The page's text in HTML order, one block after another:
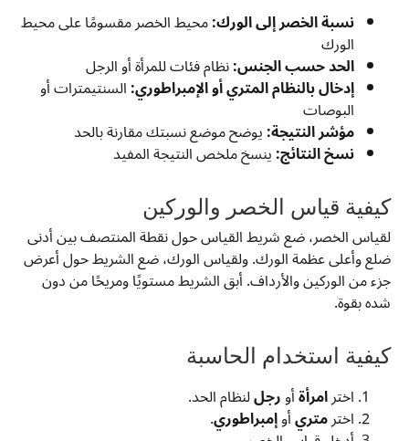
نسبة الخصر إلى الورك:محيط الخصر مقسومًا على محيط
الورك
الحد حسب الجنس:نظام فئات للمرأة أو الرجل
إدخال بالنظام المتري أو الإمبراطوري:السنتيمترات أو
البوصات
مؤشر النتيجة:يوضح موضع نسبتك مقارنة بالحد
نسخ النتائج:ينسخ ملخص النتيجة المفيد
كيفية قياس الخصر والوركين
لقياس الخصر، ضع شريط القياس حول نقطة المنتصف بين أدنى
ضلع وأعلى عظمة الورك. ولقياس الورك، ضع الشريط حول أعرض
جزء من الوركين والأرداف. أبق الشريط مستويًا ومريحًا من دون
شده بقوة.
كيفية استخدام الحاسبة
اخترامرأةأورجللنظام الحد.
اخترمتريأوإمبراطوري.